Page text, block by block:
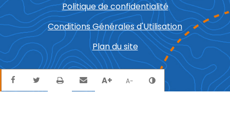
Partager sur Facebook
Partager sur Twitter
ImprimerEnvoyer par mail
A+ Agrandir le texte
A- Réduire le texte
Changer le
Politique de confidentialité
Conditions Générales d'Utilisation
Plan du site